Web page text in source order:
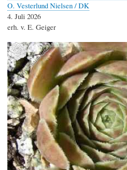
O. Vesterlund Nielsen / DK
4. Juli 2026
erh. v. E. Geiger